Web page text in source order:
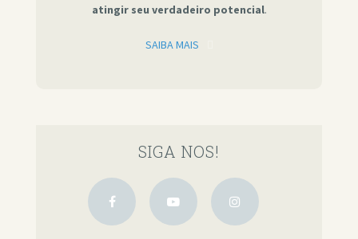
atingir seu verdadeiro potencial.
SAIBA MAIS
SIGA NOS!